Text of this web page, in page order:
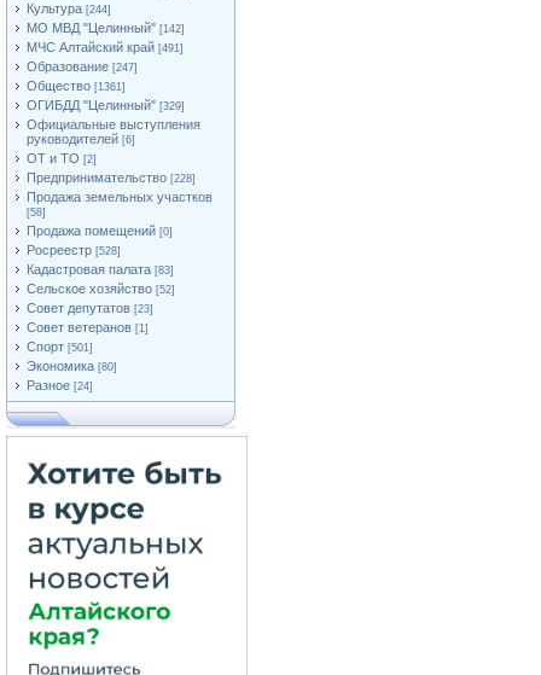
Культура [244]
МО МВД "Целинный" [142]
МЧС Алтайский край [491]
Образование [247]
Общество [1361]
ОГИБДД "Целинный" [329]
Официальные выступления
руководителей [6]
ОТ и ТО [2]
Предпринимательство [228]
Продажа земельных участков
[58]
Продажа помещений [0]
Росреестр [528]
Кадастровая палата [83]
Сельское хозяйство [52]
Совет депутатов [23]
Совет ветеранов [1]
Спорт [501]
Экономика [80]
Разное [24]